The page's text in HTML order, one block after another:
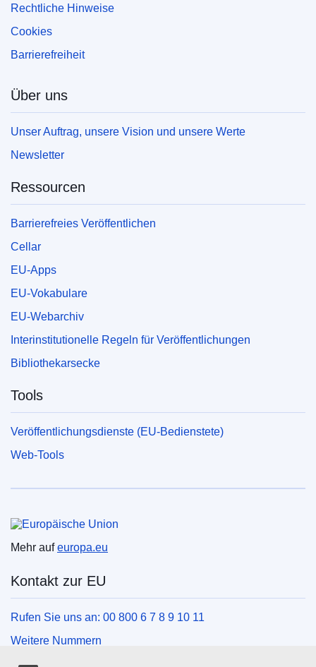
Rechtliche Hinweise
Cookies
Barrierefreiheit
Über uns
Unser Auftrag, unsere Vision und unsere Werte
Newsletter
Ressourcen
Barrierefreies Veröffentlichen
Cellar
EU-Apps
EU-Vokabulare
EU-Webarchiv
Interinstitutionelle Regeln für Veröffentlichungen
Bibliothekarsecke
Tools
Veröffentlichungsdienste (EU-Bedienstete)
Web-Tools
Mehr aufeuropa.eu
Kontakt zur EU
Rufen Sie uns an: 00 800 6 7 8 9 10 11
Weitere Nummern
Schreiben Sie uns über unser Kontaktformular